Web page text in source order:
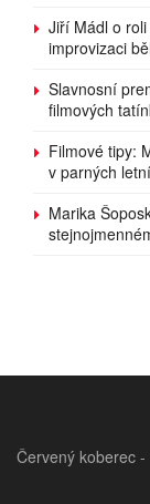
Jiří Mádl o
improvizaci
Slavnosní
filmových
Filmové tipy:
v parných
Marika
Červený koberec